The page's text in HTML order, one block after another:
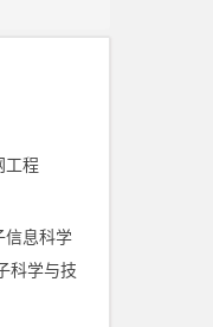
工程
信息科学
科学与技